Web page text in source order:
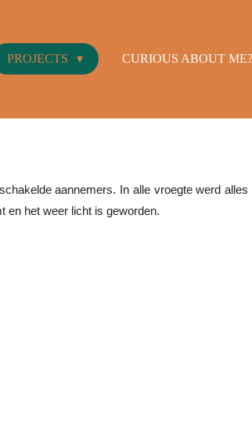
PROJECTS CURIOUS ABOUT ME?
aannemers. In alle vroegte werd
en het weer licht is geworden.